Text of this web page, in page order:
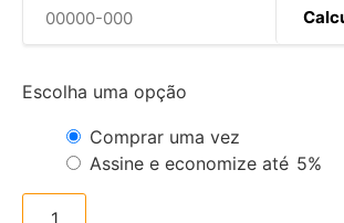
Escolha uma opção
Comprar uma vez
Assine e economize até 5%